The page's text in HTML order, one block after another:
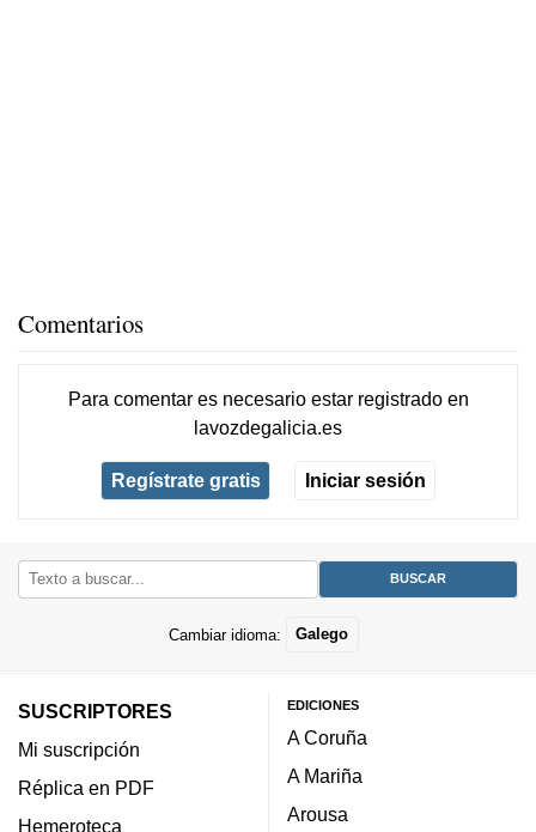
Comentarios
Para comentar es necesario estar registradoen
lavozdegalicia.es
Regístrate gratis Iniciar sesión
Cambiar idioma: Galego
SUSCRIPTORES
Mi suscripción
Réplica en PDF
Hemeroteca
EDICIONES
A Coruña
A Mariña
Arousa